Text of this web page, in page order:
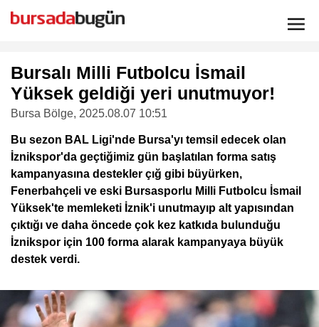
Bursalı Milli Futbolcu İsmail
Yüksek geldiği yeri unutmuyor!
Bursa Bölge, 2025.08.07 10:51
Bu sezon BAL Ligi'nde Bursa'yı temsil edecek olan
İznikspor'da geçtiğimiz gün başlatılan forma satış
kampanyasına destekler çığ gibi büyürken,
Fenerbahçeli ve eski Bursasporlu Milli Futbolcu İsmail
Yüksek'te memleketi İznik'i unutmayıp alt yapısından
çıktığı ve daha öncede çok kez katkıda bulunduğu
İznikspor için 100 forma alarak kampanyaya büyük
destek verdi.